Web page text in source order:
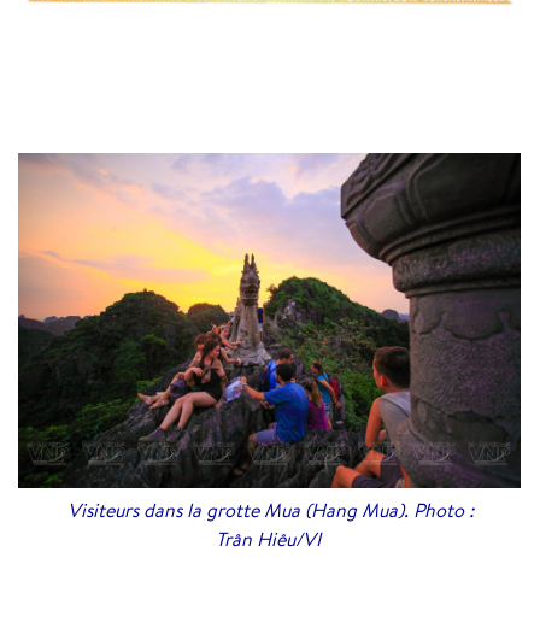
Visiteurs dans la grotte Mua (Hang Mua). Photo :
Trân Hiêu/VI